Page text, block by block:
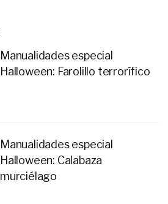
Manualidades especial
Halloween: Farolillo terrorífico
Manualidades especial
Halloween: Calabaza
murciélago